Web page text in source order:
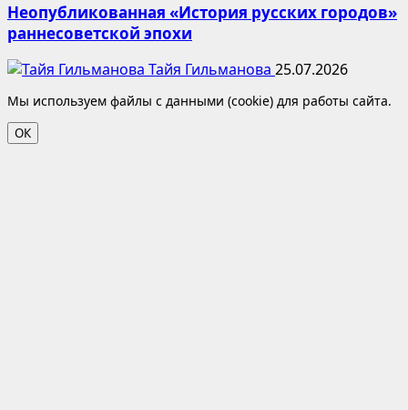
Неопубликованная «История русских городов»
раннесоветской эпохи
Тайя Гильманова 25.07.2026
Мы используем файлы с данными (cookie) для работы сайта.
ОК